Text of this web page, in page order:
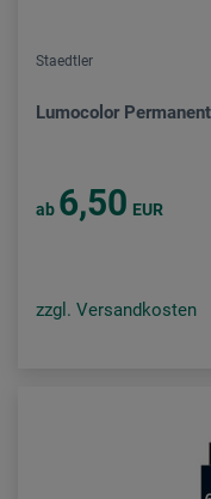
Staedtler
Lumocolor
ab 6,50 EUR
zzgl. Versandkosten